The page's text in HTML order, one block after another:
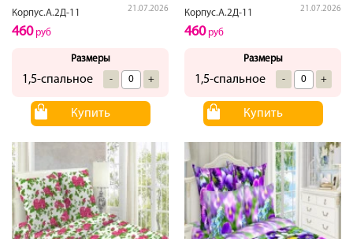
Корпус.А.2Д-11
21.07.2026
460руб
Размеры
1,5-спальное - +
Купить
Корпус.А.2Д-11
21.07.2026
460руб
Размеры
1,5-спальное - +
Купить